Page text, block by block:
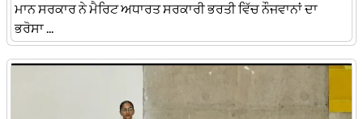
ਮਾਨ ਸਰਕਾਰ ਨੇ ਮੈਰਿਟ ਅਧਾਰਤ ਸਰਕਾਰੀ ਭਰਤੀ ਵਿੱਚ ਨੌਜਵਾਨਾਂ ਦਾ
ਭਰੋਸਾ ...